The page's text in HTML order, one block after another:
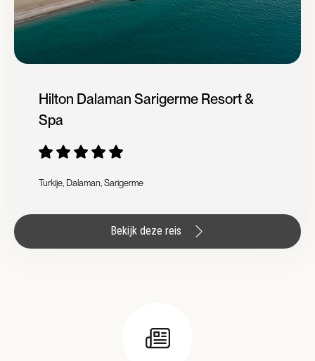
Hilton Dalaman Sarigerme Resort &
Spa
Turkije, Dalaman, Sarigerme
Bekijk deze reis